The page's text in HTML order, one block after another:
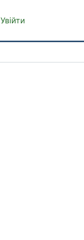
Увійти